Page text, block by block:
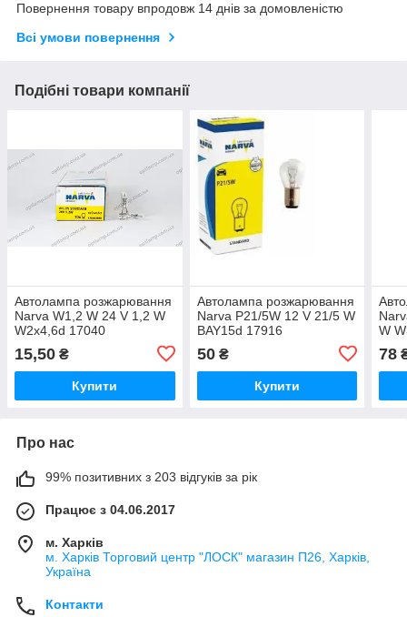
Повернення товару впродовж 14 днів за домовленістю
Всі умови повернення
Подібні товари компанії
Автолампа розжарювання
Narva W1,2 W 24 V 1,2 W
W2x4,6d 17040
15,50 ₴
Купити
Автолампа розжарювання
Narva P21/5W 12 V 21/5 W
BAY15d 17916
50₴
Купити
W
78
Про нас
99% позитивних з 203 відгуків за рік
Працює з 04.06.2017
м. Харків
м. Харків Торговий центр "ЛОСК" магазин П26, Харків,
Україна
Контакти